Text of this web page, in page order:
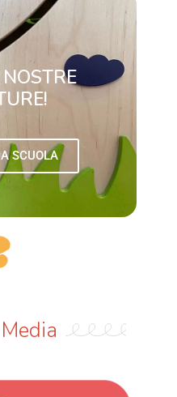
SCUOLA